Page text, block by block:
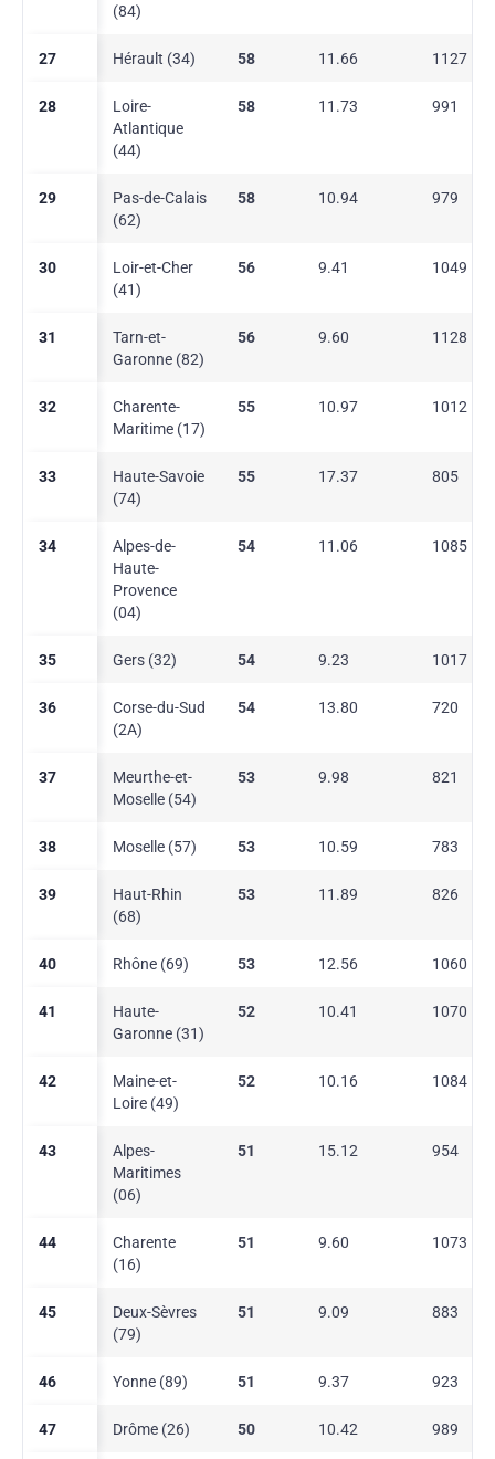
(84)
27 Hérault (34) 58 11.66 1127
28
Loire-
Atlantique
(44)
58 11.73 991
29
Pas-de-Calais
(62)
58 10.94 979
30
Loir-et-Cher
(41)
56 9.41 1049
31
Tarn-et-
Garonne (82)
56 9.60 1128
32
Charente-
Maritime (17)
55 10.97 1012
33
Haute-Savoie
(74)
55 17.37 805
34
Alpes-de-
Haute-
Provence
(04)
54 11.06 1085
35 Gers (32) 54 9.23 1017
36
Corse-du-Sud
(2A)
54 13.80 720
37
Meurthe-et-
Moselle (54)
53 9.98 821
38 Moselle (57) 53 10.59 783
39
Haut-Rhin
(68)
53 11.89 826
40 Rhône (69) 53 12.56 1060
41
Haute-
Garonne (31)
52 10.41 1070
42
Maine-et-
Loire (49)
52 10.16 1084
43
Alpes-
Maritimes
(06)
51 15.12 954
44
Charente
(16)
51 9.60 1073
45
Deux-Sèvres
(79)
51 9.09 883
46 Yonne (89) 51 9.37 923
47 Drôme (26) 50 10.42 989